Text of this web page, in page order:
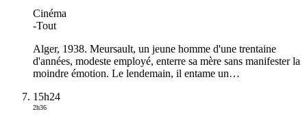
Cinéma
-Tout
Alger, 1938. Meursault, un jeune homme d'une trentaine
d'années, modeste employé, enterre sa mère sans manifester la
moindre émotion. Le lendemain, il entame un…
15h24
2h36